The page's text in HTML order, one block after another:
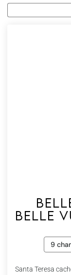
belle
9
Santa Teresa